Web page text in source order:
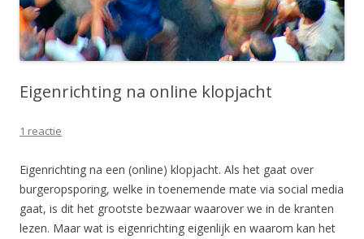
Eigenrichting na online klopjacht
1 reactie
Eigenrichting na een (online) klopjacht. Als het gaat over
burgeropsporing, welke in toenemende mate via social media
gaat, is dit het grootste bezwaar waarover we in de kranten
lezen. Maar wat is eigenrichting eigenlijk en waarom kan het